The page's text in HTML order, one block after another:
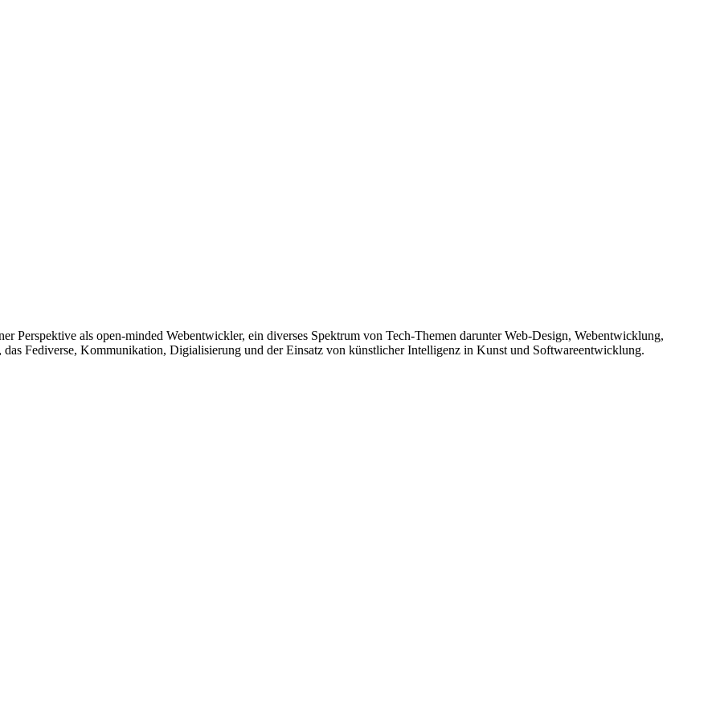
Perspektive als open-minded Webentwickler, ein diverses Spektrum von Tech-Themen darunter Web-Design, Webentwicklung,
Fediverse, Kommunikation, Digialisierung und der Einsatz von künstlicher Intelligenz in Kunst und Softwareentwicklung.